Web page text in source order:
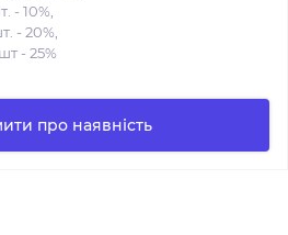
- 10%,
- 20%,
- 25%
про наявність